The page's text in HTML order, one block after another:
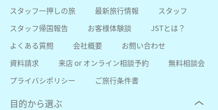
スタッフ一押しの旅
最新旅行情報
スタッフ
スタッフ帰国報告
お客様体験談
JSTとは？
よくある質問
会社概要
お問い合わせ
資料請求
来店 or オンライン相談予約
無料相談会
プライバシポリシー
ご旅行条件書
目的から選ぶ